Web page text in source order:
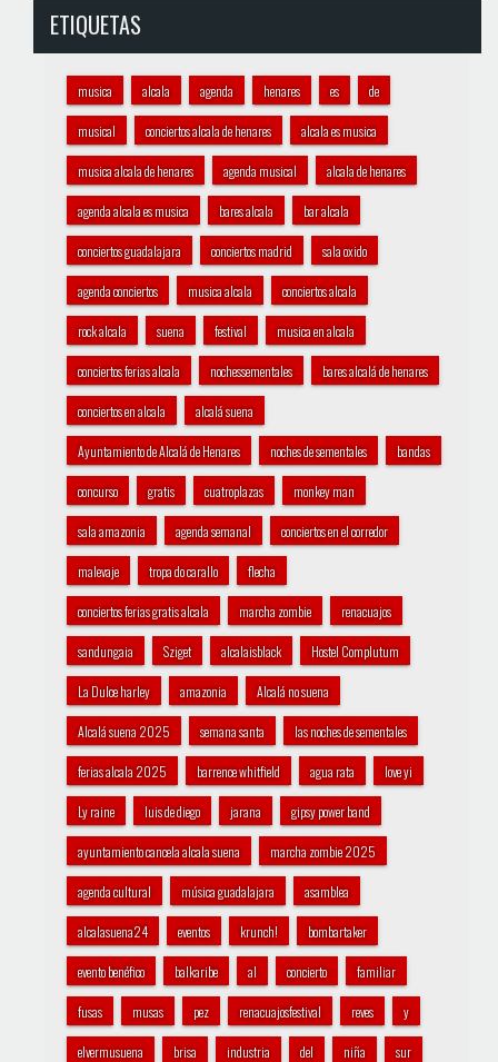
ETIQUETAS
musica alcala agenda henares es de
musical conciertos alcala de henares alcala es musica
musica alcala de henares agenda musical alcala de henares
agenda alcala es musica bares alcala bar alcala
conciertos guadalajara conciertos madrid sala oxido
agenda conciertos musica alcala conciertos alcala
rock alcala suena festival musica en alcala
conciertos ferias alcala nochessementales bares alcalá de henares
conciertos en alcala alcalá suena
Ayuntamiento de Alcalá de Henares noches de sementales bandas
concurso gratis cuatroplazas monkey man
sala amazonia agenda semanal conciertos en el corredor
malevaje tropa do carallo flecha
conciertos ferias gratis alcala marcha zombie renacuajos
sandungaia Sziget alcalaisblack Hostel Complutum
La Dulce harley amazonia Alcalá no suena
Alcalá suena 2025 semana santa las noches de sementales
ferias alcala 2025 barrence whitfield agua rata love yi
Ly raine luis de diego jarana gipsy power band
ayuntamiento cancela alcala suena marcha zombie 2025
agenda cultural música guadalajara asamblea
alcalasuena24 eventos krunch! bombartaker
evento benéfico balkaribe al concierto familiar
fusas musas pez renacuajosfestival reves y
elvermusuena brisa industria del niña sur